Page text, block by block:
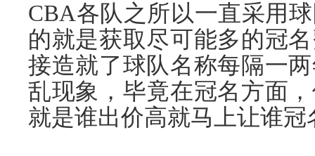
CBA各队之所以一直采用
的就是获取尽可能多的冠
接造就了球队名称每隔一
乱现象，毕竟在冠名方面
就是谁出价高就马上让谁冠